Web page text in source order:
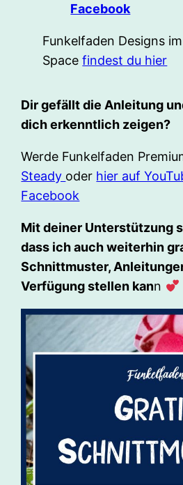
Facebook
Funkelfaden Designs
Spacefindest du hier
Dir gefällt die Anleitung
dich erkenntlich zeigen?
Werde Funkelfaden
Steady oder hier auf
Facebook
Mit deiner Unterstützung
dass ich auch weiterhin
Schnittmuster,
Verfügung stellen kann